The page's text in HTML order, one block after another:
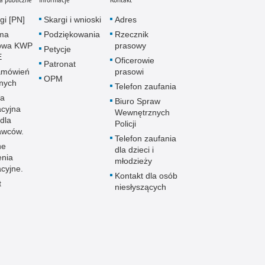
[PN]
KWP
Skargi i wnioski
Podziękowania
Petycje
Patronat
OPM
Adres
Rzecznik
prasowy
Oficerowie
prasowi
Telefon zaufania
Biuro Spraw
Wewnętrznych
Policji
Telefon zaufania
dla dzieci i
młodzieży
Kontakt dla osób
niesłyszących